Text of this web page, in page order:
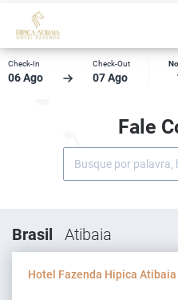
Check-In
06 Ago
Check-Out
07 Ago
Fale
Brasil Atibaia
Hotel Fazenda Hipica Atibaia